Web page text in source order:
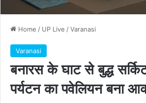
Home / UP Live /Varanasi
Varanasi
बनारस के घाट से बुद्ध
पर्यटन का पवेलियन बना